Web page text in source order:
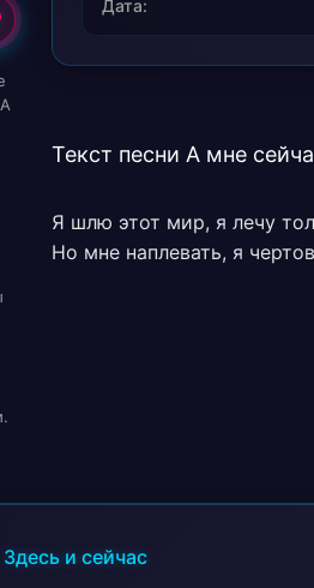
Дата:
Текст песни А мне
Я шлю этот мир, я лечу
Но мне наплевать, я
Здесь и сейчас